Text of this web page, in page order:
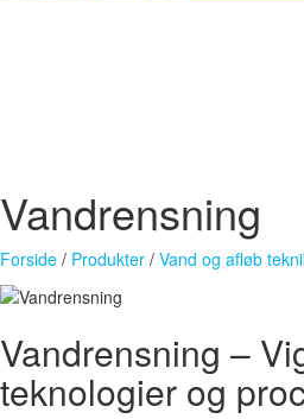
Vandrensning
Forside / Produkter / Vand og afløb
Vandrensning –
teknologier og